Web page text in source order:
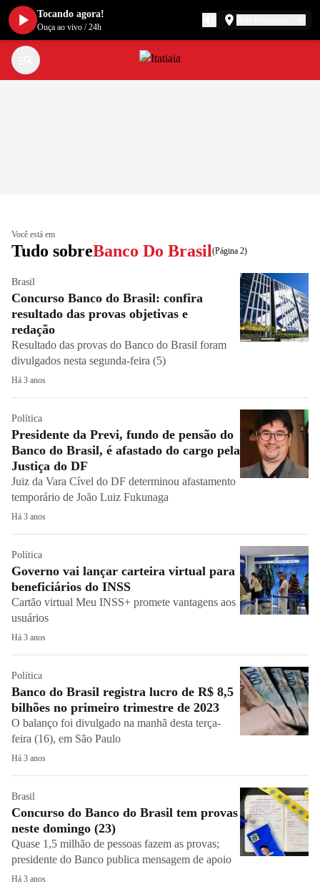
Você está em
Tudo sobreBanco Do Brasil(Página 2)
Brasil
Concurso Banco do Brasil: confira
resultado das provas objetivas e
redação
Resultado das provas do Banco do Brasil foram
divulgados nesta segunda-feira (5)
Há 3 anos
Política
Presidente da Previ, fundo de pensão do
Banco do Brasil, é afastado do cargo pela
Justiça do DF
Juiz da Vara Cível do DF determinou afastamento
temporário de João Luiz Fukunaga
Há 3 anos
Política
Governo vai lançar carteira virtual para
beneficiários do INSS
Cartão virtual Meu INSS+ promete vantagens aos
usuários
Há 3 anos
Política
Banco do Brasil registra lucro de R$ 8,5
bilhões no primeiro trimestre de 2023
O balanço foi divulgado na manhã desta terça-
feira (16), em São Paulo
Há 3 anos
Brasil
Concurso do Banco do Brasil tem provas
neste domingo (23)
Quase 1,5 milhão de pessoas fazem as provas;
presidente do Banco publica mensagem de apoio
Há 3 anos
Tocando agora!
Ouça ao vivo /24h